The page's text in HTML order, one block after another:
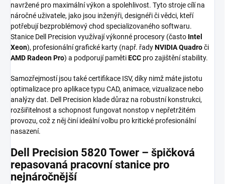
navržené pro maximální výkon a spolehlivost. Tyto stroje cílí na
náročné uživatele, jako jsou inženýři, designéři či vědci, kteří
potřebují bezproblémový chod specializovaného softwaru.
Stanice Dell Precision využívají výkonné procesory (často Intel
Xeon), profesionální grafické karty (např. řadyNVIDIA Quadroči
AMD Radeon Pro) a podporují pamětiECC pro zajištění stability.
Samozřejmostí jsou také certifikace ISV, díky nimž máte jistotu
optimalizace pro aplikace typu CAD, animace, vizualizace nebo
analýzy dat. Dell Precision klade důraz na robustní konstrukci,
rozšiřitelnost a schopnost fungovat nonstop v nepřetržitém
provozu, což z něj činí ideální volbu pro kritické profesionální
nasazení.
Dell Precision 5820 Tower – špičková
repasovaná pracovní stanice pro
nejnáročnější